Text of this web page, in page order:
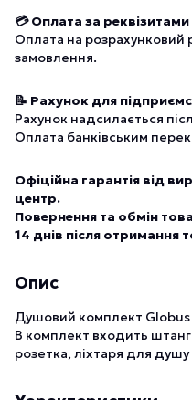
💳 Оплата за реквізитами
Оплата на розрахунковий
замовлення.
📝 Рахунок для
Рахунок надсилається
Оплата банківським
Офіційна гарантія від
центр.
Повернення та обмін
14 днів після отримання
Опис
Душовий комплект Globus
В комплект входить
розетка, ліхтаря для